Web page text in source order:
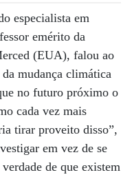
especialista em
emérito da
(EUA), falou ao
mudança climática
no futuro próximo o
cada vez mais
tirar proveito disso”,
em vez de se
de que existem